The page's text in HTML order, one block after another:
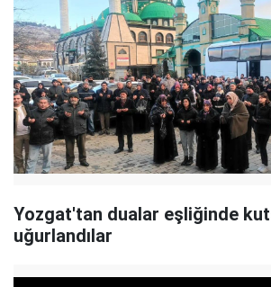
Yozgat'tan dualar eşliğinde
uğurlandılar